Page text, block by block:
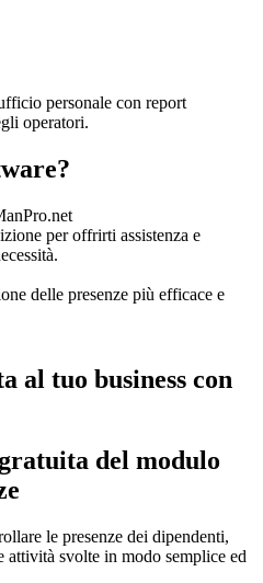
personale con report
operatori.
per offrirti assistenza e
delle presenze più efficace e
al tuo business con
del modulo
le presenze dei dipendenti,
attività svolte in modo semplice ed